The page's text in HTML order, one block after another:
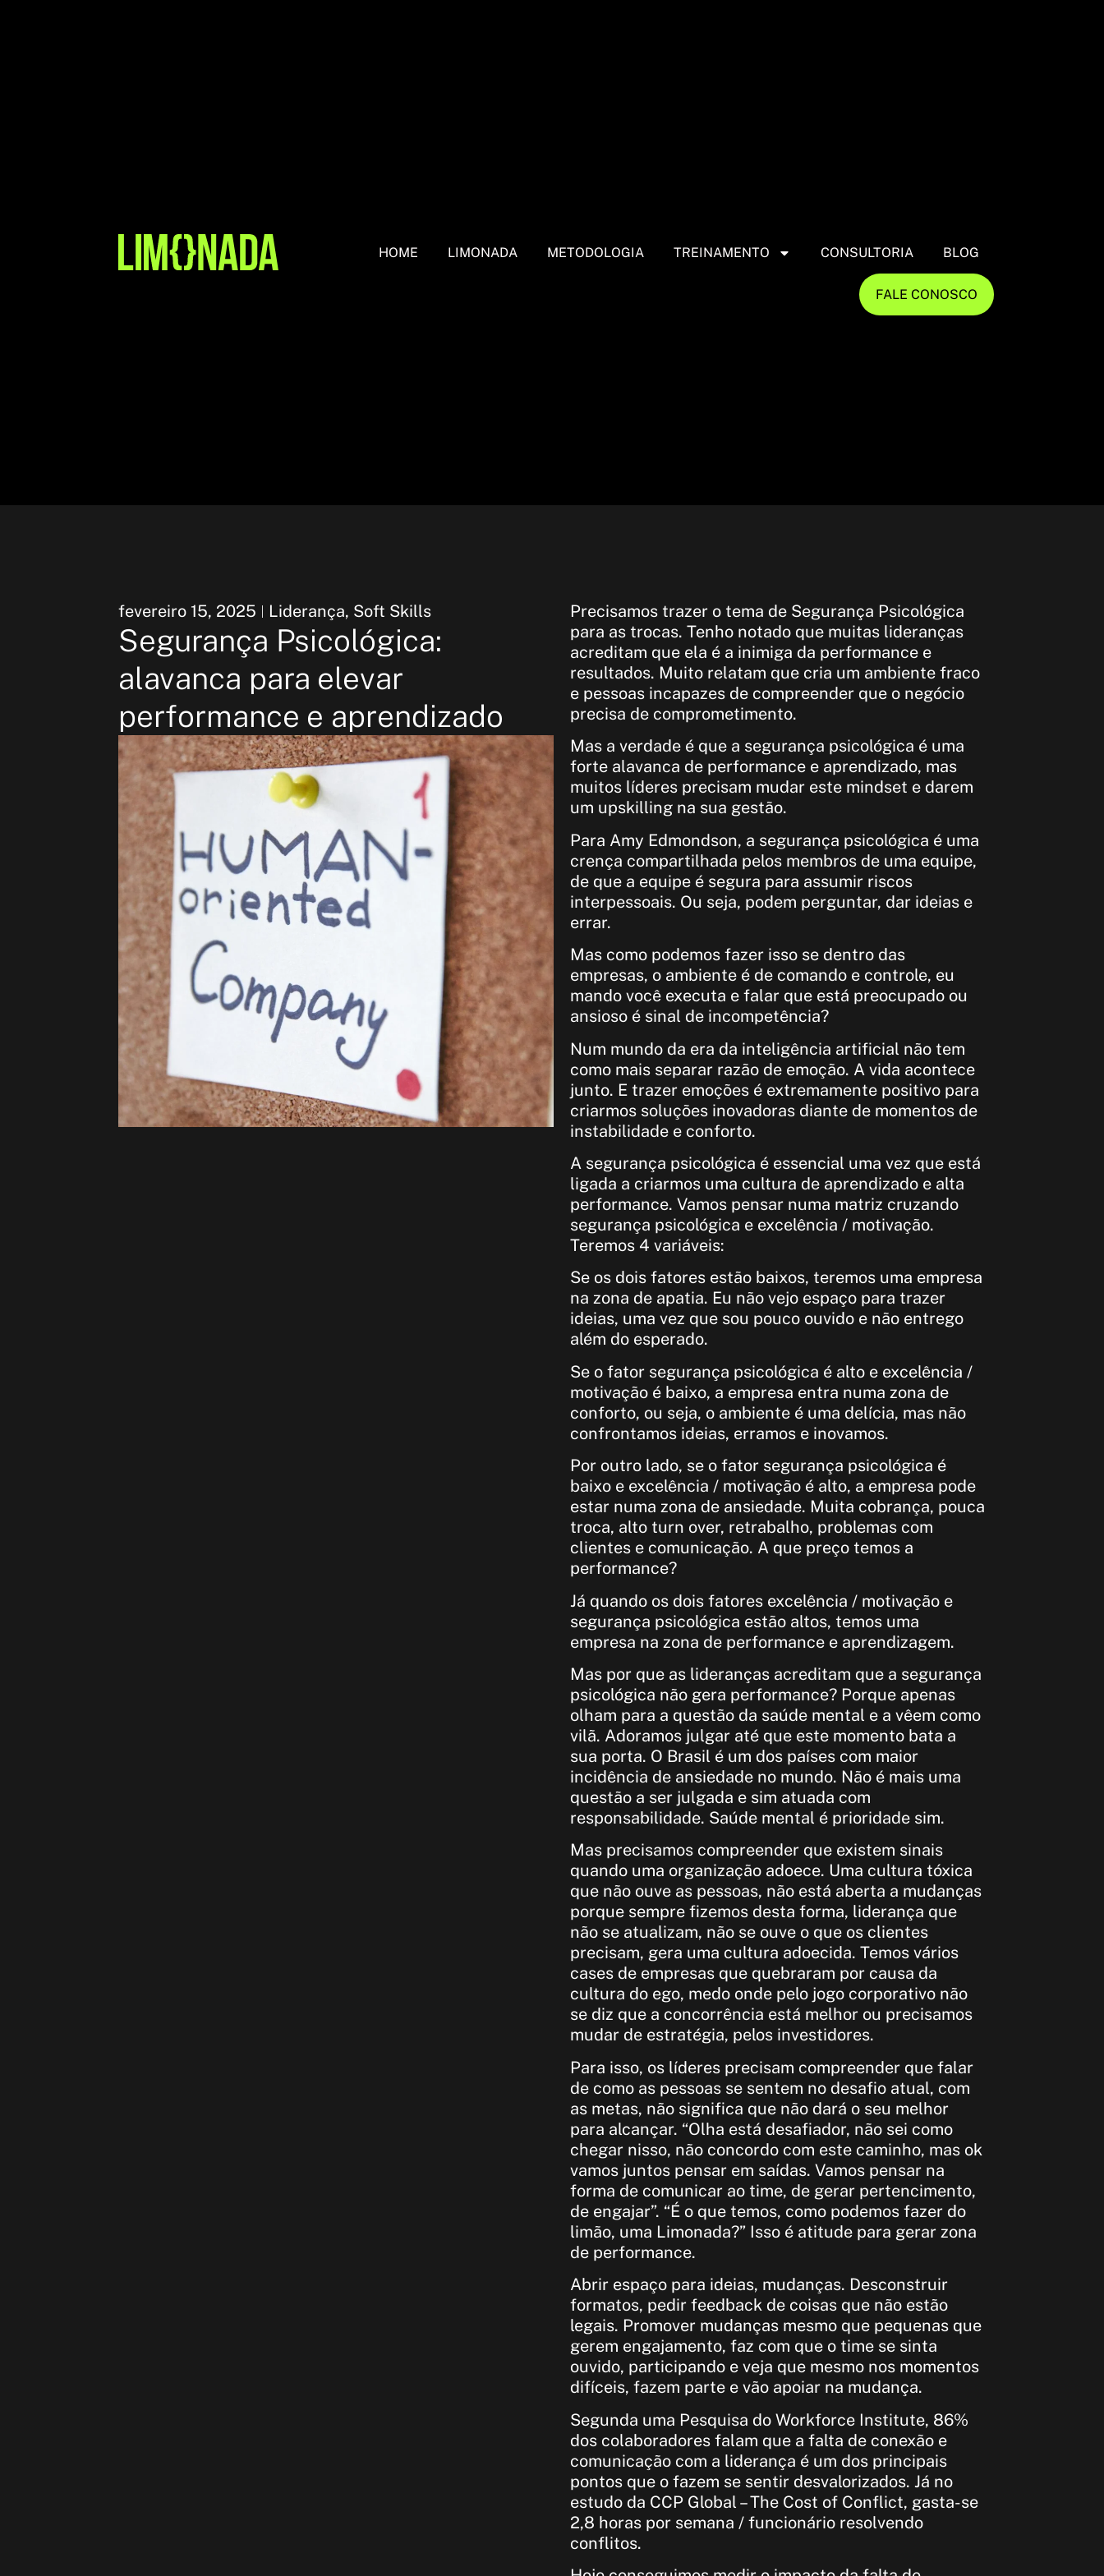
HOME LIMONADA METODOLOGIA TREINAMENTO CONSULTORIA BLOG
FALE CONOSCO
fevereiro 15, 2025 Liderança, Soft Skills
Segurança Psicológica:
alavanca para elevar
performance e aprendizado
Precisamos trazer o tema de Segurança Psicológica
para as trocas. Tenho notado que muitas lideranças
acreditam que ela é a inimiga da performance e
resultados. Muito relatam que cria um ambiente fraco
e pessoas incapazes de compreender que o negócio
precisa de comprometimento.
Mas a verdade é que a segurança psicológica é uma
forte alavanca de performance e aprendizado, mas
muitos líderes precisam mudar este mindset e darem
um upskilling na sua gestão.
Para Amy Edmondson, a segurança psicológica é uma
crença compartilhada pelos membros de uma equipe,
de que a equipe é segura para assumir riscos
interpessoais. Ou seja, podem perguntar, dar ideias e
errar.
Mas como podemos fazer isso se dentro das
empresas, o ambiente é de comando e controle, eu
mando você executa e falar que está preocupado ou
ansioso é sinal de incompetência?
Num mundo da era da inteligência artificial não tem
como mais separar razão de emoção. A vida acontece
junto. E trazer emoções é extremamente positivo para
criarmos soluções inovadoras diante de momentos de
instabilidade e conforto.
A segurança psicológica é essencial uma vez que está
ligada a criarmos uma cultura de aprendizado e alta
performance. Vamos pensar numa matriz cruzando
segurança psicológica e excelência / motivação.
Teremos 4 variáveis:
Se os dois fatores estão baixos, teremos uma empresa
na zona de apatia. Eu não vejo espaço para trazer
ideias, uma vez que sou pouco ouvido e não entrego
além do esperado.
Se o fator segurança psicológica é alto e excelência /
motivação é baixo, a empresa entra numa zona de
conforto, ou seja, o ambiente é uma delícia, mas não
confrontamos ideias, erramos e inovamos.
Por outro lado, se o fator segurança psicológica é
baixo e excelência / motivação é alto, a empresa pode
estar numa zona de ansiedade. Muita cobrança, pouca
troca, alto turn over, retrabalho, problemas com
clientes e comunicação. A que preço temos a
performance?
Já quando os dois fatores excelência / motivação e
segurança psicológica estão altos, temos uma
empresa na zona de performance e aprendizagem.
Mas por que as lideranças acreditam que a segurança
psicológica não gera performance? Porque apenas
olham para a questão da saúde mental e a vêem como
vilã. Adoramos julgar até que este momento bata a
sua porta. O Brasil é um dos países com maior
incidência de ansiedade no mundo. Não é mais uma
questão a ser julgada e sim atuada com
responsabilidade. Saúde mental é prioridade sim.
Mas precisamos compreender que existem sinais
quando uma organização adoece. Uma cultura tóxica
que não ouve as pessoas, não está aberta a mudanças
porque sempre fizemos desta forma, liderança que
não se atualizam, não se ouve o que os clientes
precisam, gera uma cultura adoecida. Temos vários
cases de empresas que quebraram por causa da
cultura do ego, medo onde pelo jogo corporativo não
se diz que a concorrência está melhor ou precisamos
mudar de estratégia, pelos investidores.
Para isso, os líderes precisam compreender que falar
de como as pessoas se sentem no desafio atual, com
as metas, não significa que não dará o seu melhor
para alcançar. “Olha está desafiador, não sei como
chegar nisso, não concordo com este caminho, mas ok
vamos juntos pensar em saídas. Vamos pensar na
forma de comunicar ao time, de gerar pertencimento,
de engajar”. “É o que temos, como podemos fazer do
limão, uma Limonada?” Isso é atitude para gerar zona
de performance.
Abrir espaço para ideias, mudanças. Desconstruir
formatos, pedir feedback de coisas que não estão
legais. Promover mudanças mesmo que pequenas que
gerem engajamento, faz com que o time se sinta
ouvido, participando e veja que mesmo nos momentos
difíceis, fazem parte e vão apoiar na mudança.
Segunda uma Pesquisa do Workforce Institute, 86%
dos colaboradores falam que a falta de conexão e
comunicação com a liderança é um dos principais
pontos que o fazem se sentir desvalorizados. Já no
estudo da CCP Global – The Cost of Conflict, gasta-se
2,8 horas por semana / funcionário resolvendo
conflitos.